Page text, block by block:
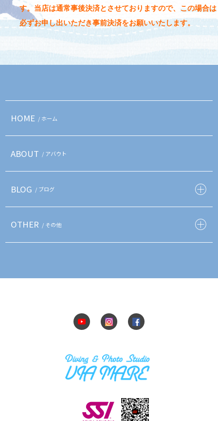
す。当店は通常事後決済とさせておりますので、 この場合は
必ずお申し出いただき事前決済をお願いいたします。
HOME / ホーム
ABOUT / アバウト
BLOG / ブログ
OTHER / その他